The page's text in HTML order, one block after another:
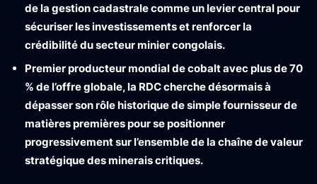
de la gestion cadastrale comme un levier central pour
sécuriser les investissements et renforcer la
crédibilité du secteur minier congolais.
Premier producteur mondial de cobalt avec plus de 70
% de l’offre globale, la RDC cherche désormais à
dépasser son rôle historique de simple fournisseur de
matières premières pour se positionner
progressivement sur l’ensemble de la chaîne de valeur
stratégique des minerais critiques.